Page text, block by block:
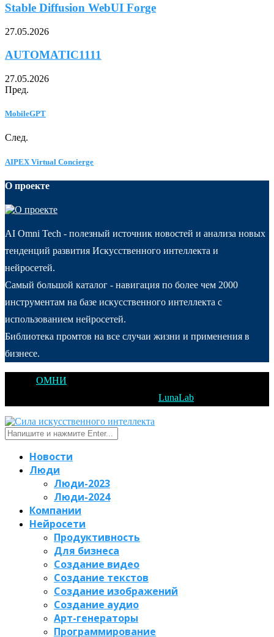
Stable Diffusion WebUI Forge
27.05.2026
AUTOMATIC1111
27.05.2026
Пред.
MobileGPT
След.
AIPEX Virtual Concierge
О проекте
AI Omni Tech - полезный источник новостей и анализа новых
тенденций развития Искусственного интеллекта и
нейросетей.
Самый большой каталог - навигация по более чем 2000
инструментам на базе искусственного интеллекта с
использованием нейросетей.
Библиотека промтов на все случаи жизни и применения в
бизнесе.
ОМНИ
LunaLab
Новости
Люди
Люди-2023
Люди-2024
Компании
Нейросети
Продуктивность
Для бизнеса
Создание видео
Создание текстов
Создание изображений
Создание аудио
Арт-генераторы
Программирование